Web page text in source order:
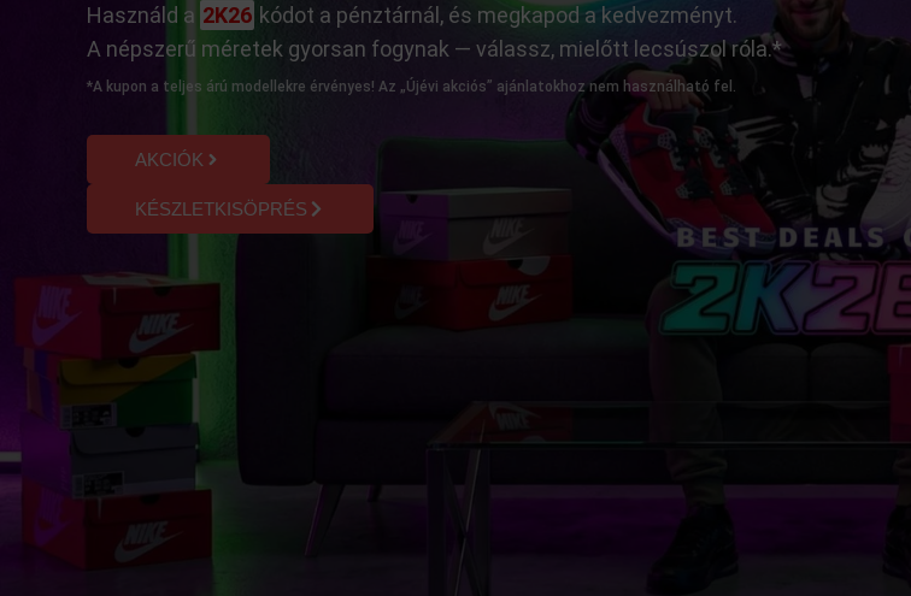
Használd a 2K26 kódot a pénztárnál, és megkapod a kedvezményt.
A népszerű méretek gyorsan fogynak — válassz, mielőtt lecsúszol róla.*
*A kupon a teljes árú modellekre érvényes! Az „Újévi akciós” ajánlatokhoz nem használható fel.
AKCIÓK
KÉSZLETKISÖPRÉS